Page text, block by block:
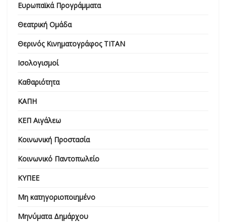
Ευρωπαϊκά Προγράμματα
Θεατρική Ομάδα
Θερινός Κινηματογράφος ΤΙΤΑΝ
Ισολογισμοί
Καθαριότητα
ΚΑΠΗ
ΚΕΠ Αιγάλεω
Κοινωνική Προστασία
Κοινωνικό Παντοπωλείο
ΚΥΠΕΕ
Μη κατηγοριοποιημένο
Μηνύματα Δημάρχου